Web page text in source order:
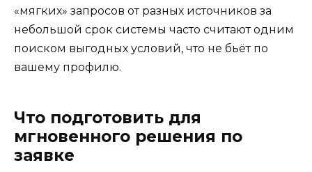
«мягких» запросов от разных источников за
небольшой срок системы часто считают одним
поиском выгодных условий, что не бьёт по
вашему профилю.
Что подготовить для
мгновенного решения по
заявке